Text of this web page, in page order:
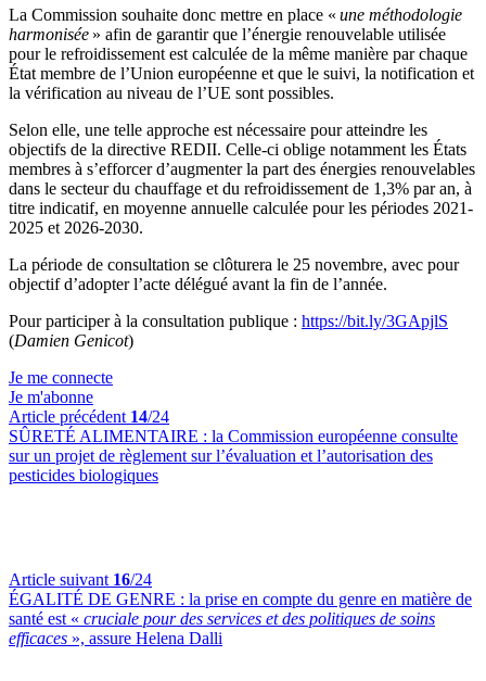
La Commission souhaite donc mettre en place « une méthodologie
harmonisée » afin de garantir que l’énergie renouvelable utilisée
pour le refroidissement est calculée de la même manière par chaque
État membre de l’Union européenne et que le suivi, la notification et
la vérification au niveau de l’UE sont possibles.
Selon elle, une telle approche est nécessaire pour atteindre les
objectifs de la directive REDII. Celle-ci oblige notamment les États
membres à s’efforcer d’augmenter la part des énergies renouvelables
dans le secteur du chauffage et du refroidissement de 1,3% par an, à
titre indicatif, en moyenne annuelle calculée pour les périodes 2021-
2025 et 2026-2030.
La période de consultation se clôturera le 25 novembre, avec pour
objectif d’adopter l’acte délégué avant la fin de l’année.
Pour participer à la consultation publique : https://bit.ly/3GApjlS
(Damien Genicot)
Je me connecte
Je m'abonne
Article précédent 14/24
SÛRETÉ ALIMENTAIRE : la Commission européenne consulte
sur un projet de règlement sur l’évaluation et l’autorisation des
pesticides biologiques
Article suivant 16/24
ÉGALITÉ DE GENRE : la prise en compte du genre en matière de
santé est « cruciale pour des services et des politiques de soins
efficaces », assure Helena Dalli